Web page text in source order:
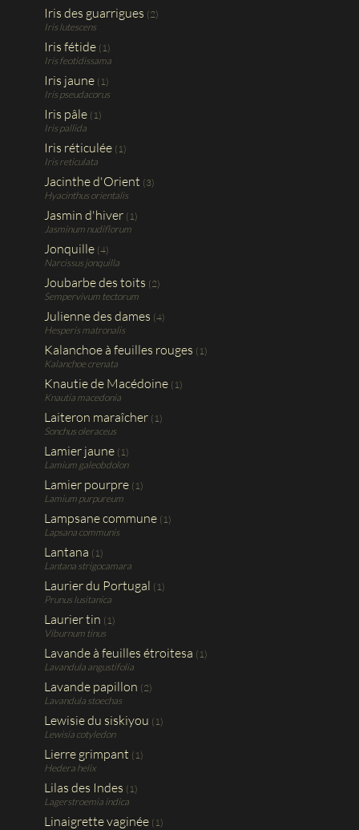
Iris des guarrigues (2)
Iris lutescens
Iris fétide (1)
Iris feotidissama
Iris jaune (1)
Iris pseudacorus
Iris pâle (1)
Iris pallida
Iris réticulée (1)
Iris reticulata
Jacinthe d'Orient (3)
Hyacinthus orientalis
Jasmin d'hiver (1)
Jasminum nudiflorum
Jonquille (4)
Narcissus jonquilla
Joubarbe des toits (2)
Sempervivum tectorum
Julienne des dames (4)
Hesperis matronalis
Kalanchoe à feuilles rouges (1)
Kalanchoe crenata
Knautie de Macédoine (1)
Knautia macedonia
Laiteron maraîcher (1)
Sonchus oleraceus
Lamier jaune (1)
Lamium galeobdolon
Lamier pourpre (1)
Lamium purpureum
Lampsane commune (1)
Lapsana communis
Lantana (1)
Lantana strigocamara
Laurier du Portugal (1)
Prunus lusitanica
Laurier tin (1)
Viburnum tinus
Lavande à feuilles étroitesa (1)
Lavandula angustifolia
Lavande papillon (2)
Lavandula stoechas
Lewisie du siskiyou (1)
Lewisia cotyledon
Lierre grimpant (1)
Hedera helix
Lilas des Indes (1)
Lagerstroemia indica
Linaigrette vaginée (1)